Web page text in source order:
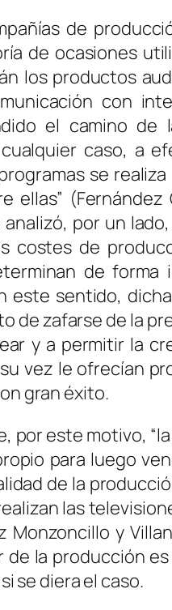
de
de ocasiones
los productos
con
el camino
caso, a
se
ellas”
por un
costes de
de
este sentido,
de zafarse de la
y a permitir la
vez le ofrecían
gran éxito.
por este motivo,
para luego
de la
las
Monzoncillo y
la producción
se diera el caso.